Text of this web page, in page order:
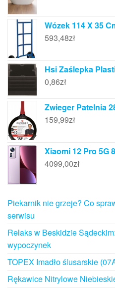
Wózek 114 X 35
593,48zł
Hsi Zaślepka
0,86zł
Zwieger Patelnia
159,99zł
Xiaomi 12 Pro 5G
4099,00zł
Piekarnik nie grzeje? Co
serwisu
Relaks w Beskidzie
wypoczynek
TOPEX Imadło ślusarskie
Rękawice Nitrylowe